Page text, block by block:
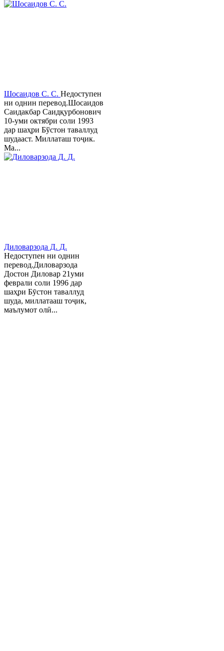
Шосаидов С. С. Недоступен
ни однин перевод.Шосаидов
Саидакбар Саидқурбонович
10-уми октябри соли 1993
дар шаҳри Бўстон таваллуд
шудааст. Миллаташ тоҷик.
Ма...
Диловарзода Д. Д.
Недоступен ни однин
перевод.Диловарзода
Достон Диловар 21уми
феврали соли 1996 дар
шаҳри Бӯстон таваллуд
шуда, миллатааш тоҷик,
маълумот олӣ...